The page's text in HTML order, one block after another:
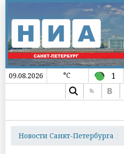
09.08.2026 °C 1
Новости Санкт-Петербурга